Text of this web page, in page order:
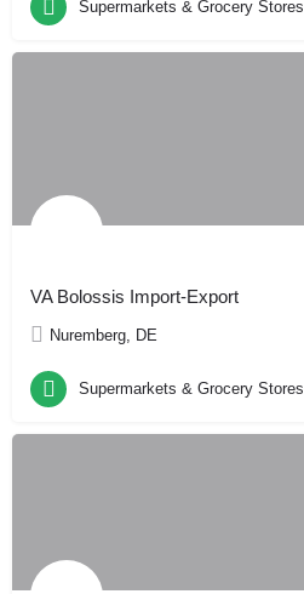
Supermarkets & Grocery Stores
VA Bolossis Import-Export
Nuremberg, DE
Supermarkets & Grocery Stores